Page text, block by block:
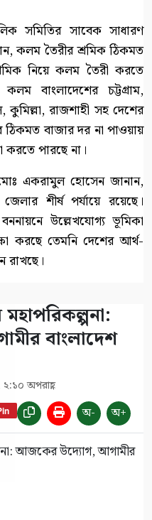
সমিতির সাবেক সাধারণ
কলম তৈরীর শ্রমিক ঠিকমত
নিয়ে কলম তৈরী করতে
বাংলাদেশের চট্টগ্রাম,
রাজশাহী সহ দেশের
ঠিকমত বাজার দর না পাওয়ায়
করতে পারছে না।
একরামুল হোসেন জানান,
শীর্ষ পর্যায়ে রয়েছে।
উল্লেখযোগ্য ভূমিকা
করছে তেমনি দেশের আর্থ-
রাখছে।
বাংলাদেশ
অপরাহ্ণ
অ- অ+